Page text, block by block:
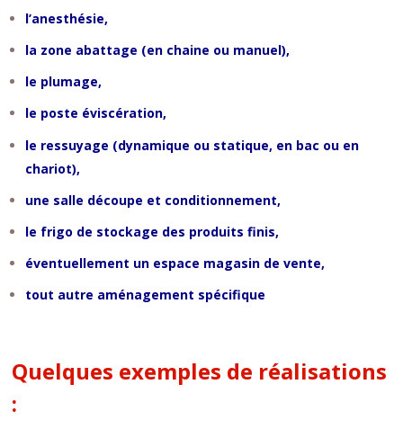
l’anesthésie,
la zone abattage (en chaine ou manuel),
le plumage,
le poste éviscération,
le ressuyage (dynamique ou statique, en bac ou en
chariot),
une salle découpe et conditionnement,
le frigo de stockage des produits finis,
éventuellement un espace magasin de vente,
tout autre aménagement spécifique
Quelques exemples de réalisations
: